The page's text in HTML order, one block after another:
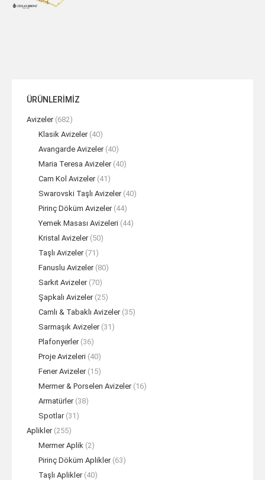
ÜRÜNLERİMİZ
Avizeler (682)
Klasik Avizeler (40)
Avangarde Avizeler (40)
Maria Teresa Avizeler (40)
Cam Kol Avizeler (41)
Swarovski Taşlı Avizeler (40)
Pirinç Döküm Avizeler (44)
Yemek Masası Avizeleri (44)
Kristal Avizeler (50)
Taşlı Avizeler (71)
Fanuslu Avizeler (80)
Sarkıt Avizeler (70)
Şapkalı Avizeler (25)
Camlı & Tabaklı Avizeler (35)
Sarmaşık Avizeler (31)
Plafonyerler (36)
Proje Avizeleri (40)
Fener Avizeler (15)
Mermer & Porselen Avizeler (16)
Armatürler (38)
Spotlar (31)
Aplikler (255)
Mermer Aplik (2)
Pirinç Döküm Aplikler (63)
Taşlı Aplikler (40)